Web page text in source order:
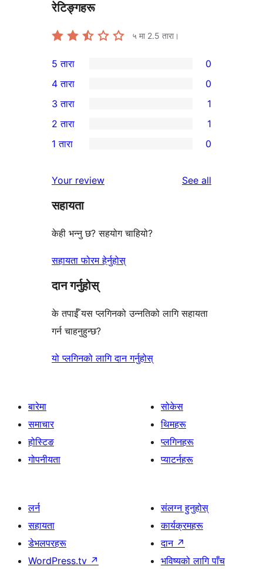
रेटिङ्गहरू
५ मा 2.5 तारा।
0
5-
तारा
समीक्षाहरू
5 तारा 0
4-
तारा
समीक्षाहरू
4 तारा 0
1
3-
तारा
3 तारा 1
2-
समीक्षा
2 तारा 1
तारा
समीक्षाहरू
1 तारा 0
Your review See all
सहायता
केही भन्नु छ? सहयोग चाहियो?
सहायता फोरम हेर्नुहोस्
दान गर्नुहोस्
के तपाईँ यस प्लगिनको उन्नतिको लागि सहायता
गर्न चाहनुहुन्छ?
यो प्लगिनको लागि दान गर्नुहोस्
बारेमा
समाचार
होस्टिङ
गोपनीयता
सोकेस
थिमहरू
प्लगिनहरू
प्याटर्नहरू
लर्न
सहायता
डेभलपरहरू
WordPress.tv ↗
संलग्न हुनुहोस्
कार्यक्रमहरू
दान ↗
भविष्यको लागि पाँच